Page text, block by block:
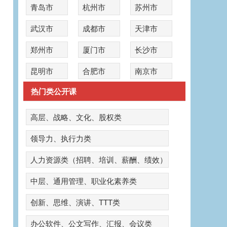
青岛市 杭州市
苏州市
武汉市
成都市
天津市
郑州市
厦门市
长沙市
昆明市
合肥市 南京市
热门类公开课
高层、战略、文化、股权类
领导力、执行力类
人力资源类（招聘、培训、薪酬、绩效）
中层、通用管理、职业化素养类
创新、思维、演讲、TTT类
办公软件、公文写作、汇报、会议类